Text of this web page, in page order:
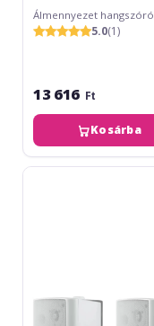
Álmennyezet hangszóró
5.0(1)
13 616 Ft
Kosárba
CKS